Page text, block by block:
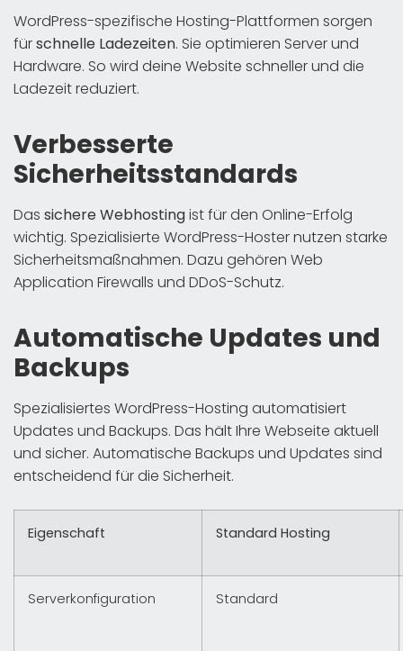
WordPress-spezifische Hosting-Plattformen sorgen
fürschnelle Ladezeiten. Sie optimieren Server und
Hardware. So wird deine Website schneller und die
Ladezeit reduziert.
Verbesserte
Sicherheitsstandards
Das sichere Webhostingist für den Online-Erfolg
wichtig. Spezialisierte WordPress-Hoster nutzen starke
Sicherheitsmaßnahmen. Dazu gehören Web
Application Firewalls und DDoS-Schutz.
Automatische Updates und
Backups
Spezialisiertes WordPress-Hosting automatisiert
Updates und Backups. Das hält Ihre Webseite aktuell
und sicher. Automatische Backups und Updates sind
entscheidend für die Sicherheit.
Eigenschaft Standard Hosting
Serverkonfiguration Standard